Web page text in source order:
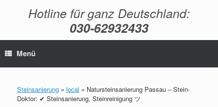
Hotline für ganz Deutschland:
030-62932433
Menü
Steinsanierung » local » Natursteinsanierung Passau – Stein-
Doktor: ✔ Steinsanierung, Steinreinigung ツ